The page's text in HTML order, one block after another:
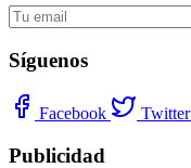
Síguenos
Facebook Twitter
Publicidad